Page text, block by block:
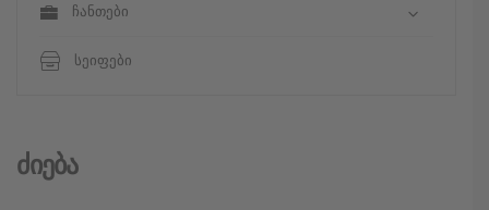
ჩანთები
სეიფები
Ძიება